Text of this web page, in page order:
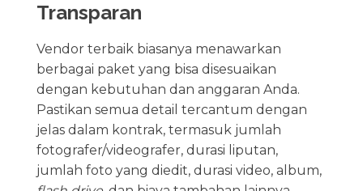
Transparan
Vendor terbaik biasanya menawarkan
berbagai paket yang bisa disesuaikan
dengan kebutuhan dan anggaran Anda.
Pastikan semua detail tercantum dengan
jelas dalam kontrak, termasuk jumlah
fotografer/videografer, durasi liputan,
jumlah foto yang diedit, durasi video, album,